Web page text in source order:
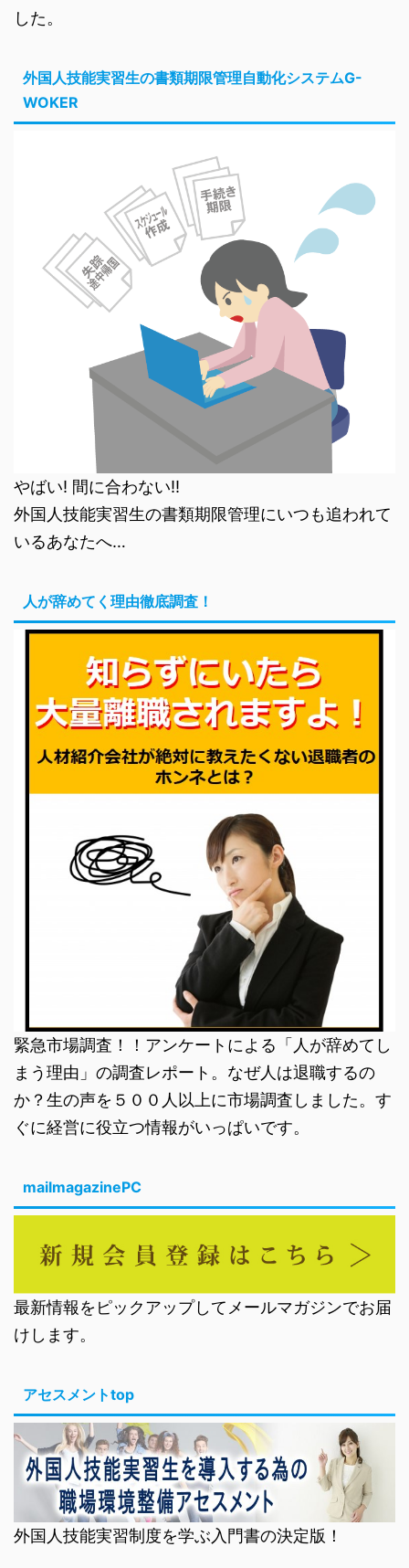
した。
外国人技能実習生の書類期限管理自動化システムG-
WOKER
やばい! 間に合わない!!
外国人技能実習生の書類期限管理にいつも追われて
いるあなたへ…
人が辞めてく理由徹底調査！
緊急市場調査！！アンケートによる「人が辞めてし
まう理由」の調査レポート。なぜ人は退職するの
か？生の声を５００人以上に市場調査しました。す
ぐに経営に役立つ情報がいっぱいです。
mailmagazinePC
最新情報をピックアップしてメールマガジンでお届
けします。
アセスメントtop
外国人技能実習制度を学ぶ入門書の決定版！